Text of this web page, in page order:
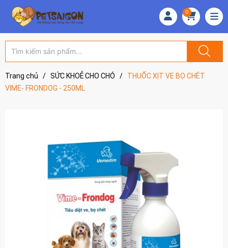
0
Trang chủ / SỨC KHOẺ CHO CHÓ /
THUỐC XỊT VE BỌ CHÉT
VIME- FRONDOG - 250ML